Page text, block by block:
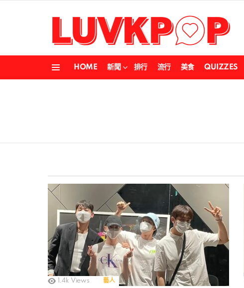
HOME 新聞 排行 流行 美食 QUIZZES
1.4k Views 藝人